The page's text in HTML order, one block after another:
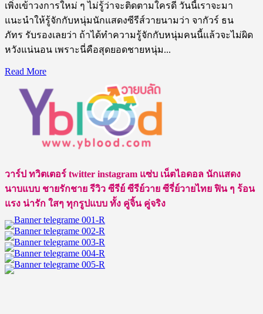
เพิ่งเข้าวงการใหม่ ๆ ไม่รู้ว่าจะติดตามใครดี วันนี้เราจะมา
แนะนำให้รู้จักกับหนุ่มนักแสดงซีรีส์วายนามว่า จากัวร์ ธน
ภัทร รับรองเลยว่า ถ้าได้ทำความรู้จักกับหนุ่มคนนี้แล้วจะไม่ผิด
หวังแน่นอน เพราะนี่คือสุดยอดชายหนุ่ม...
Read MoreRead
about
เปิด
วาร์
ป
จากั
ธน
ภัทร
ยิ้ม
ละมุน
หล่อ
กระชาก
ใจ
วาร์ป ทวิตเตอร์ twitter instagram แซ่บ เน็ตไอดอล นักแสดง
นาบแบบ ชายรักชาย รีวิว ซีรีย์ ซีรีย์วาย ซีรี่ย์วายไทย ฟิน ๆ ร้อน
แรง น่ารัก ใสๆ ทุกรูปแบบ ทั้ง คู่จิ้น คู่จริง